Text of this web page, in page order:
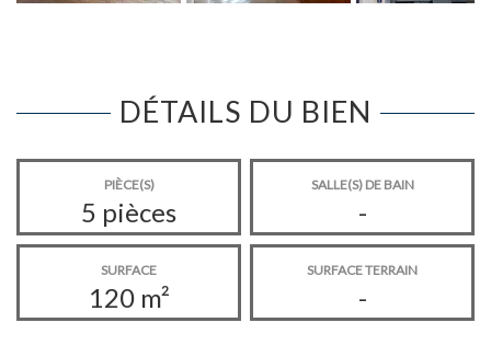
DÉTAILS DU BIEN
PIÈCE(S)
5 pièces
SALLE(S) DE BAIN
-
SURFACE
120 m²
SURFACE TERRAIN
-